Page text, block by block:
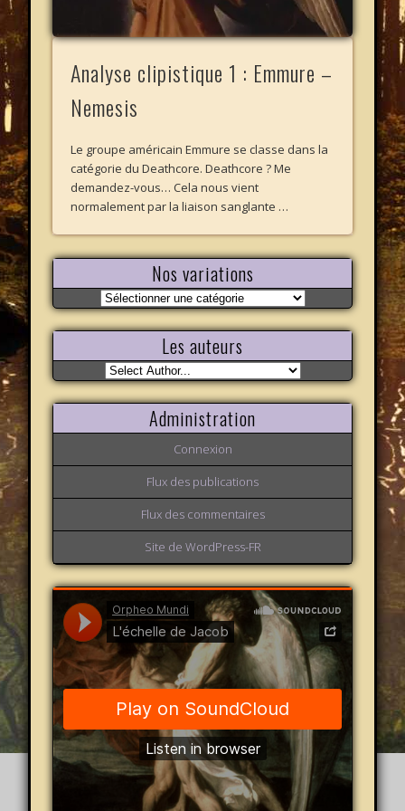
Analyse clipistique 1 : Emmure –
Nemesis
Le groupe américain Emmure se classe dans la
catégorie du Deathcore. Deathcore ? Me
demandez-vous… Cela nous vient
normalement par la liaison sanglante …
Nos variations
Nos
variations
Les auteurs
Administration
Connexion
Flux des publications
Flux des commentaires
Site de WordPress-FR